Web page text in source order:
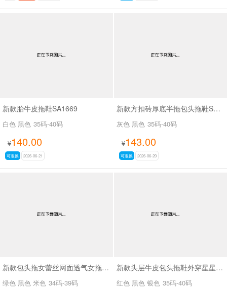
新款胎牛皮拖鞋SA1669
白色 黑色 35码-40码
¥140.00
可退换 2026-06-21
新款方扣砖厚底半拖包头拖鞋SA6113
灰色 黑色 35码-40码
¥143.00
可退换 2026-06-20
新款包头拖女蕾丝网面透气女拖鞋SA298-11
绿色 黑色 米色 34码-39码
新款头层牛皮包头拖鞋外穿星星做旧脏脏鞋SA26019
红色 黑色 银色 35码-40码